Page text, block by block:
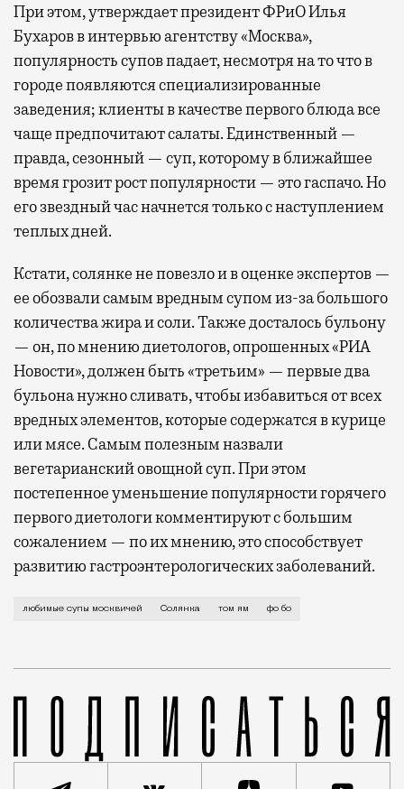
При этом, утверждает президент ФРиО Илья
Бухаров в интервью агентству «Москва»,
популярность супов падает, несмотря на то что в
городе появляются специализированные
заведения; клиенты в качестве первого блюда все
чаще предпочитают салаты. Единственный —
правда, сезонный — суп, которому в ближайшее
время грозит рост популярности — это гаспачо. Но
его звездный час начнется только с наступлением
теплых дней.
Кстати, солянке не повезло и в оценке экспертов —
ее обозвали самым вредным супом из-за большого
количества жира и соли. Также досталось бульону
— он, по мнению диетологов, опрошенных «РИА
Новости», должен быть «третьим» — первые два
бульона нужно сливать, чтобы избавиться от всех
вредных элементов, которые содержатся в курице
или мясе. Самым полезным назвали
вегетарианский овощной суп. При этом
постепенное уменьшение популярности горячего
первого диетологи комментируют с большим
сожалением — по их мнению, это способствует
развитию гастроэнтерологических заболеваний.
Оказывается, сегодня Международный день супа.
любимые супы москвичей Солянка том ям фо бо